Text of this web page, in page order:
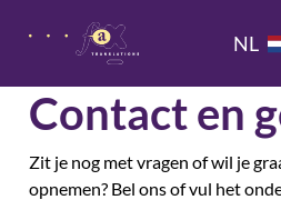
NL
DE
Contact en
Zit je nog met vragen of wil je
opnemen? Bel ons of vul het